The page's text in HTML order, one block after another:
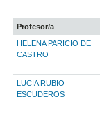
Profesor/a
HELENA PARICIO DE
CASTRO
LUCIA RUBIO
ESCUDEROS